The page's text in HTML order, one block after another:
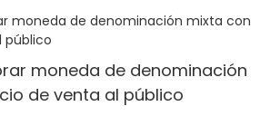
moneda de denominación
de venta al público